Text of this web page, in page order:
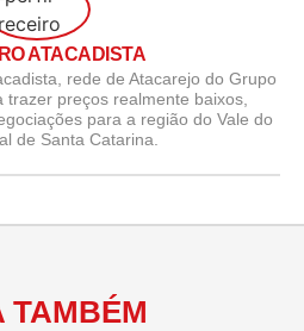
ATACADISTA
rede de Atacarejo do Grupo
trazer preços realmente baixos,
para a região do Vale do
de Santa Catarina.
TAMBÉM